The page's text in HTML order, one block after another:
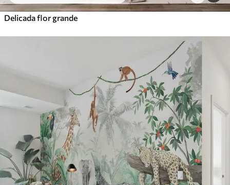
Delicada flor grande